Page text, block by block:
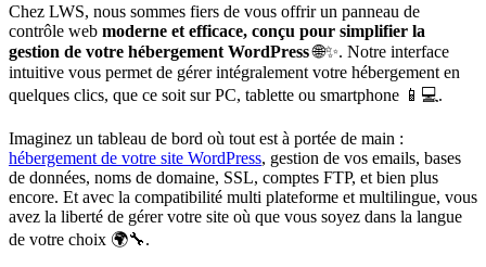
Chez LWS, nous sommes fiers de vous offrir un panneau de
contrôle web moderne et efficace, conçu pour simplifier la
gestion de votre hébergement WordPress🌐✨. Notre interface
intuitive vous permet de gérer intégralement votre hébergement en
quelques clics, que ce soit sur PC, tablette ou smartphone 📱💻.
Imaginez un tableau de bord où tout est à portée de main :
hébergement de votre site WordPress, gestion de vos emails, bases
de données, noms de domaine, SSL, comptes FTP, et bien plus
encore. Et avec la compatibilité multi plateforme et multilingue, vous
avez la liberté de gérer votre site où que vous soyez dans la langue
de votre choix 🌍🔧.